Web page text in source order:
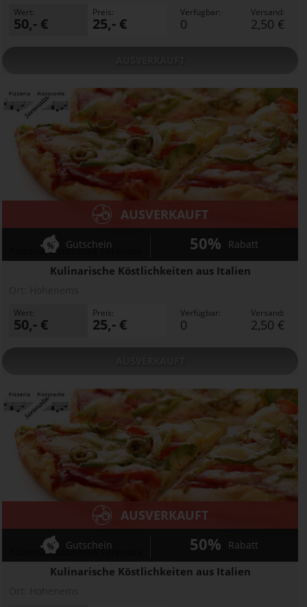
Wert:
50,- €
Preis:
25,- €
Verfügbar:
0
Versand:
2,50 €
Pizzeria Ristorante Serenata
Kulinarische Köstlichkeiten aus Italien
AUSVERKAUFT
Gutschein 50% Rabatt
Wert:
50,- €
Preis:
25,- €
Verfügbar:
0
Versand:
2,50 €
Pizzeria Ristorante Serenata
Kulinarische Köstlichkeiten aus Italien
AUSVERKAUFT
Gutschein 50% Rabatt